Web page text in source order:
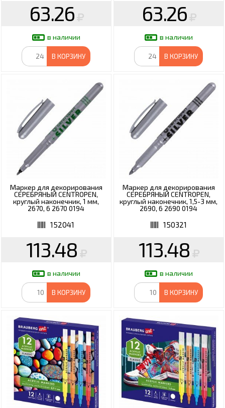
63.26
в наличии
В КОРЗИНУ
63.26
в наличии
В КОРЗИНУ
Маркер для декорирования
СЕРЕБРЯНЫЙ CENTROPEN,
круглый наконечник, 1 мм,
2670, 6 2670 0194
152041
113.48
в наличии
В КОРЗИНУ
Маркер для декорирования
СЕРЕБРЯНЫЙ CENTROPEN,
круглый наконечник, 1,5-3 мм,
2690, 6 2690 0194
150321
113.48
в наличии
В КОРЗИНУ